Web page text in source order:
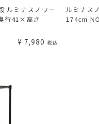
ルミナスノワー
行41×高さ
¥ 7,980 税込
ルミナス
174cm